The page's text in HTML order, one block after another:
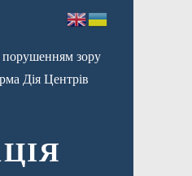
порушенням зору
Дія Центрів